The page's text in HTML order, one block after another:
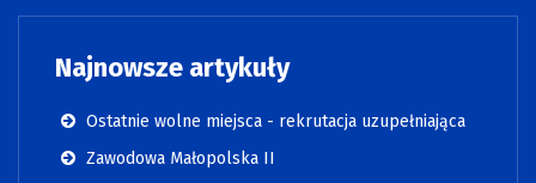
Najnowsze artykuły
Ostatnie wolne miejsca - rekrutacja uzupełniająca
Zawodowa Małopolska II